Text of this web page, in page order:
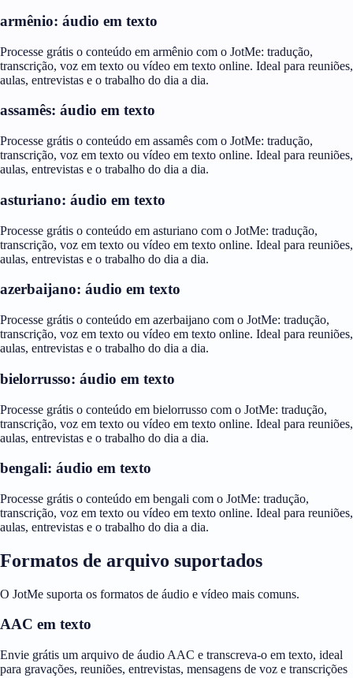
armênio: áudio em texto
Processe grátis o conteúdo em armênio com o JotMe: tradução,
transcrição, voz em texto ou vídeo em texto online. Ideal para reuniões,
aulas, entrevistas e o trabalho do dia a dia.
assamês: áudio em texto
Processe grátis o conteúdo em assamês com o JotMe: tradução,
transcrição, voz em texto ou vídeo em texto online. Ideal para reuniões,
aulas, entrevistas e o trabalho do dia a dia.
asturiano: áudio em texto
Processe grátis o conteúdo em asturiano com o JotMe: tradução,
transcrição, voz em texto ou vídeo em texto online. Ideal para reuniões,
aulas, entrevistas e o trabalho do dia a dia.
azerbaijano: áudio em texto
Processe grátis o conteúdo em azerbaijano com o JotMe: tradução,
transcrição, voz em texto ou vídeo em texto online. Ideal para reuniões,
aulas, entrevistas e o trabalho do dia a dia.
bielorrusso: áudio em texto
Processe grátis o conteúdo em bielorrusso com o JotMe: tradução,
transcrição, voz em texto ou vídeo em texto online. Ideal para reuniões,
aulas, entrevistas e o trabalho do dia a dia.
bengali: áudio em texto
Processe grátis o conteúdo em bengali com o JotMe: tradução,
transcrição, voz em texto ou vídeo em texto online. Ideal para reuniões,
aulas, entrevistas e o trabalho do dia a dia.
Formatos de arquivo suportados
O JotMe suporta os formatos de áudio e vídeo mais comuns.
AAC em texto
Envie grátis um arquivo de áudio AAC e transcreva-o em texto, ideal
para gravações, reuniões, entrevistas, mensagens de voz e transcrições